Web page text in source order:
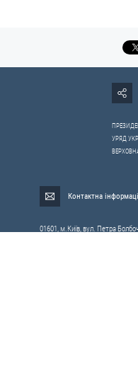
УРЯД
Контактна
01601, м.Київ, вул. Петра